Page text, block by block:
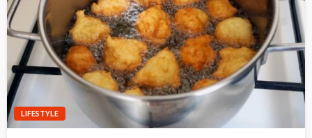
LIFESTYLE